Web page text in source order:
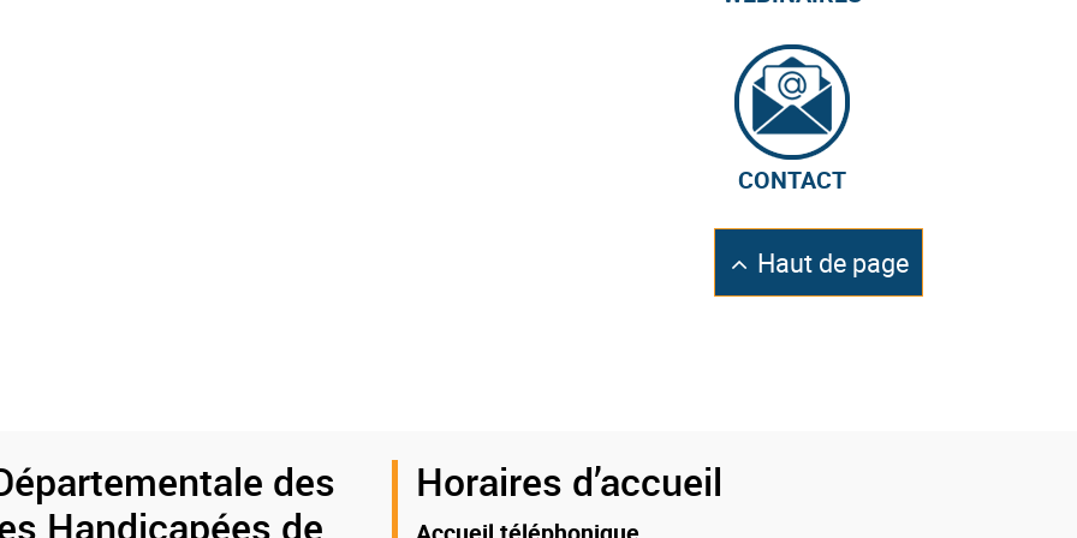
CONTACT
Retourner
en
Haut de page
des
Handicapées de
Horaires d’accueil